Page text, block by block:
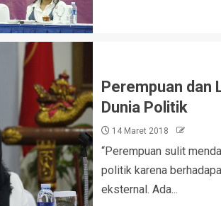
Perempuan dan
Dunia Politik
14 Maret 2018
“Perempuan sulit
politik karena
eksternal. Ada...